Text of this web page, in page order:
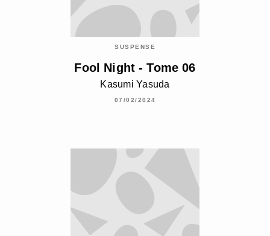
SUSPENSE
Fool Night - Tome 06
Kasumi Yasuda
07/02/2024